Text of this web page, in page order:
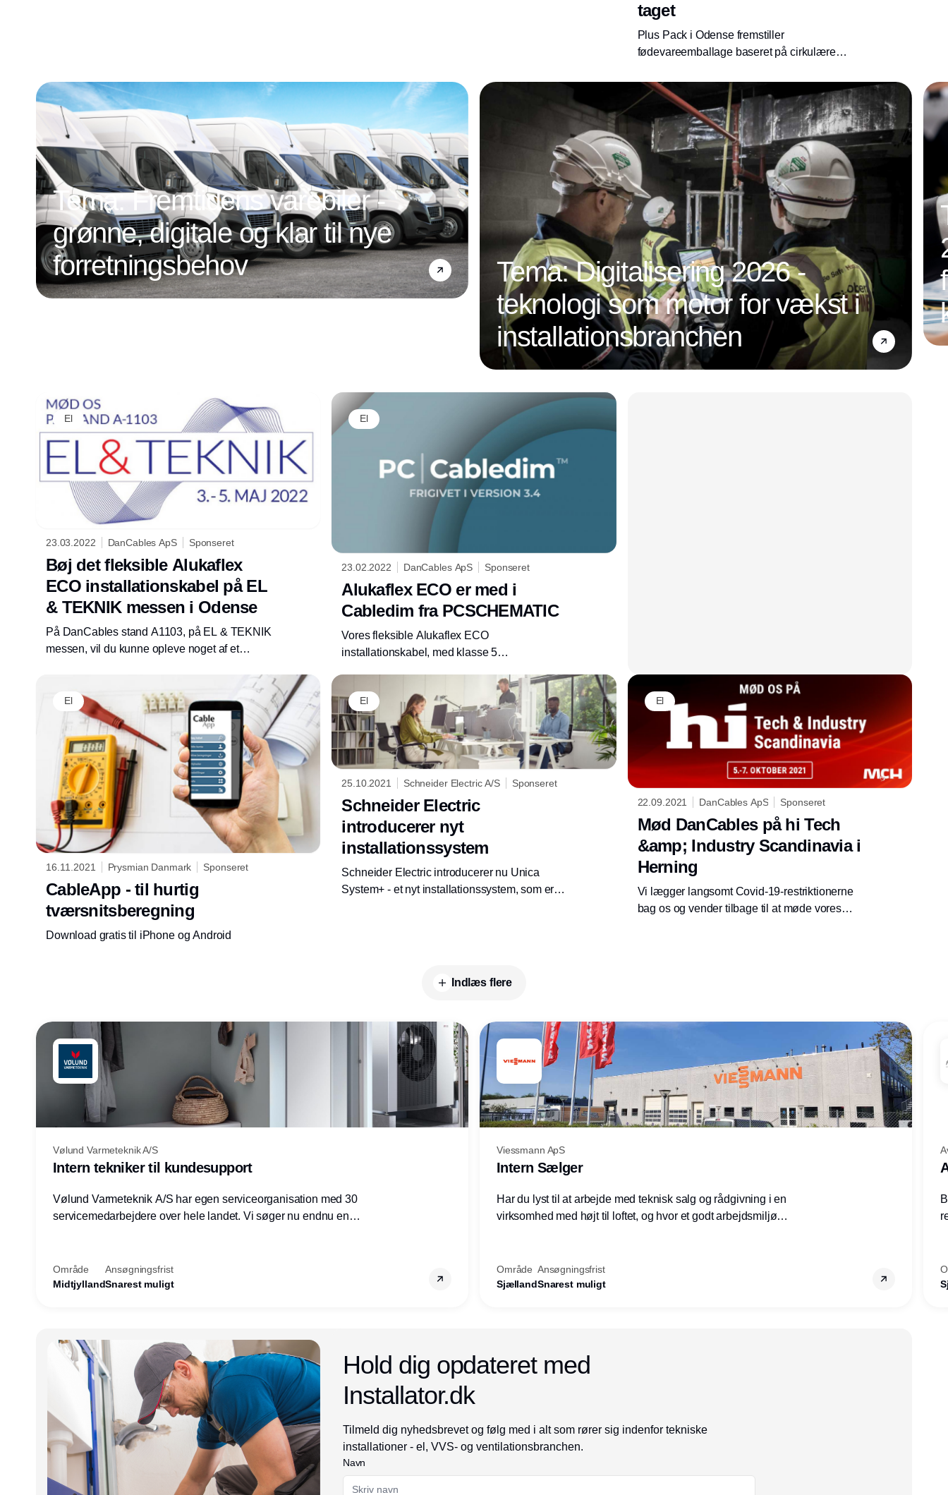
simple løsninger til mindre projekter, har vi de
rette produkter til at sikre en sikker installation.
taget
Plus Pack i Odense fremstiller
fødevareemballage baseret på cirkulære
Tema: Fremtidens varebiler -
grønne, digitale og klar til nye
forretningsbehov
Tema: Digitalisering 2026 -
teknologi som motor for vækst i
installationsbranchen
El
23.03.2022 DanCables ApS Sponseret
Bøj det fleksible Alukaflex
ECO installationskabel på EL
& TEKNIK messen i Odense
På DanCables stand A1103, på EL & TEKNIK
messen, vil du kunne opleve noget af et
El
23.02.2022 DanCables ApS Sponseret
Alukaflex ECO er med i
Cabledim fra PCSCHEMATIC
Vores fleksible Alukaflex ECO
installationskabel, med klasse 5
af Cabledim fra PCSCHEMATIC.
El
16.11.2021 Prysmian Danmark Sponseret
CableApp - til hurtig
tværsnitsberegning
Download gratis til iPhone og Android
El
25.10.2021 Schneider Electric A/S Sponseret
Schneider Electric
introducerer nyt
installationssystem
Schneider Electric introducerer nu Unica
System+ - et nyt installationssystem, som er
El
22.09.2021 DanCables ApS Sponseret
Mød DanCables på hi Tech
&amp; Industry Scandinavia i
Herning
Vi lægger langsomt Covid-19-restriktionerne
bag os og vender tilbage til at møde vores
Indlæs flere
Vølund Varmeteknik A/S
Intern tekniker til kundesupport
Vølund Varmeteknik A/S har egen serviceorganisation med 30
servicemedarbejdere over hele landet. Vi søger nu endnu en
Område
Midtjylland
Ansøgningsfrist
Snarest muligt
Viessmann ApS
Intern Sælger
Har du lyst til at arbejde med teknisk salg og rådgivning i en
virksomhed med højt til loftet, og hvor et godt arbejdsmiljø
Område
Sjælland
Ansøgningsfrist
Snarest muligt
Hold dig opdateret med
Installator.dk
Tilmeld dig nyhedsbrevet og følg med i alt som rører sig indenfor tekniske
installationer - el, VVS- og ventilationsbranchen.
Navn